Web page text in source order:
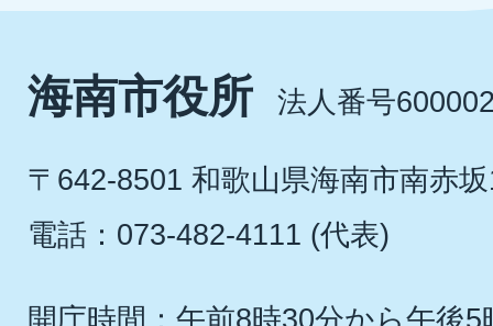
海南市役所 法人番号
〒642-8501 和歌山県海南市南赤
電話：073-482-4111 (代表)
開庁時間：午前8時30分から午後5